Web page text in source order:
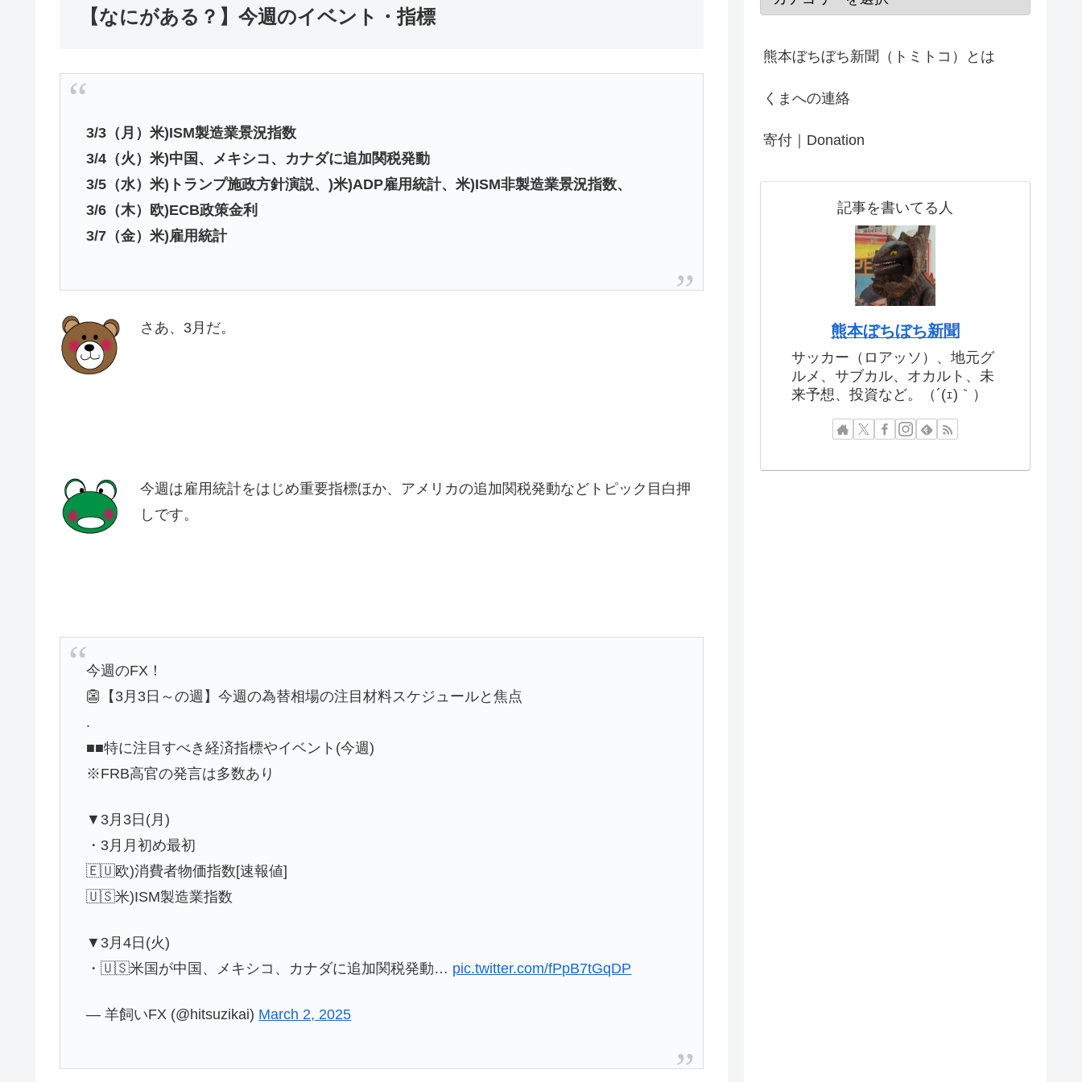
【なにがある？】今週のイベント・指標
3/3（月）米)ISM製造業景況指数
3/4（火）米)中国、メキシコ、カナダに追加関税発動
3/5（水）米)トランプ施政方針演説、)米)ADP雇用統計、米)ISM非製造業景況指数、
3/6（木）欧)ECB政策金利
3/7（金）米)雇用統計
さあ、3月だ。
今週は雇用統計をはじめ重要指標ほか、アメリカの追加関税発動などトピック目白押
しです。
今週のFX！
👺【3月3日～の週】今週の為替相場の注目材料スケジュールと焦点
.
■■特に注目すべき経済指標やイベント(今週)
※FRB高官の発言は多数あり
▼3月3日(月)
・3月月初め最初
🇪🇺欧)消費者物価指数[速報値]
🇺🇸米)ISM製造業指数
▼3月4日(火)
・🇺🇸米国が中国、メキシコ、カナダに追加関税発動… pic.twitter.com/fPpB7tGqDP
— 羊飼いFX (@hitsuzikai) March 2, 2025
熊本ぼちぼち新聞（トミトコ）とは
くまへの連絡
寄付｜Donation
記事を書いてる人
熊本ぼちぼち新聞
サッカー（ロアッソ）、地元グ
ルメ、サブカル、オカルト、未
来予想、投資など。（´(ｪ)｀）